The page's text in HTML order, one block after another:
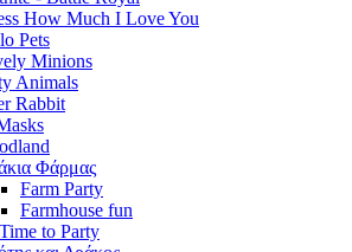
How Much I Love You
Pets
Minions
Animals
Rabbit
Φάρμας
Farm Party
Farmhouse fun
to Party